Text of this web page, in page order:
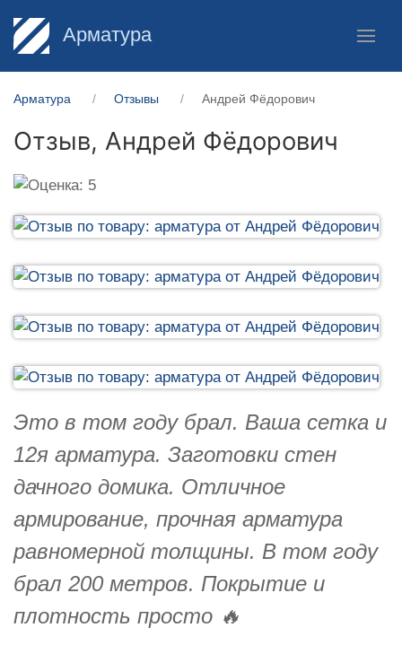
Арматура
Арматура Отзывы Андрей Фёдорович
Отзыв, Андрей Фёдорович
Это в том году брал. Ваша сетка и
12я арматура. Заготовки стен
дачного домика. Отличное
армирование, прочная арматура
равномерной толщины. В том году
брал 200 метров. Покрытие и
плотность просто 🔥